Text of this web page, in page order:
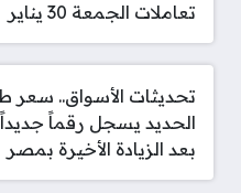
تعاملات الجمعة 30 يناير
تحديثات الأسواق.. سعر
الحديد يسجل رقماً جديداً
بعد الزيادة الأخيرة بمصر